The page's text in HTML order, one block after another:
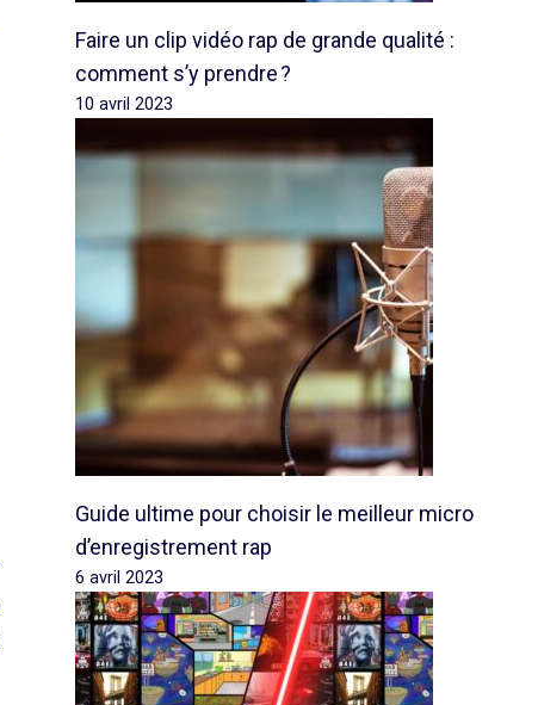
Faire un clip vidéo rap de grande qualité :
comment s’y prendre ?
10 avril 2023
Guide ultime pour choisir le meilleur micro
d’enregistrement rap
6 avril 2023